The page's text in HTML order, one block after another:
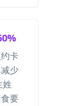
卡
少
姓
要